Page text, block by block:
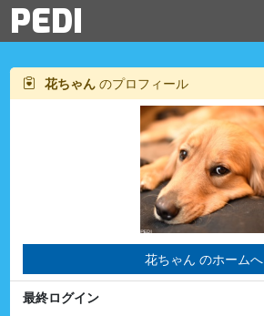
PEDI
花ちゃん のプロフィール
花ちゃん のホームへ
最終ログイン